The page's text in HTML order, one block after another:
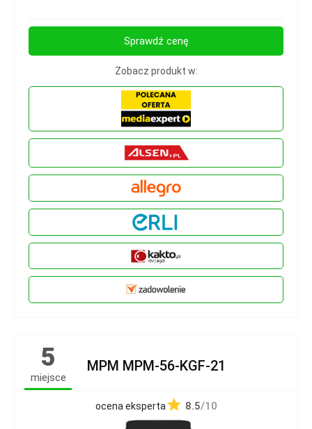
Sprawdź cenę
Zobacz produkt w:
5
miejsce
MPM MPM-56-KGF-21
ocena eksperta 8.5/10